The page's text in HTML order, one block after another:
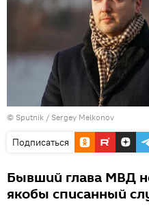
© Sputnik / Sergey Melkonov
Подписаться
Бывший глава МВД
якобы списанный